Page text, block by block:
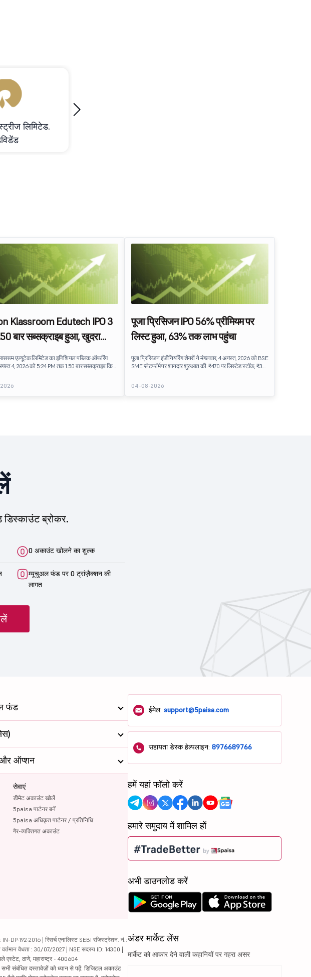
लिमिटेड.
›
Klassroom Edutech IPO 3
बार सब्सक्राइब हुआ, खुदरा
की मांग बढ़ी
एज्यूटेक लिमिटेड का इनिशियल पब्लिक ऑफरिंग
4, 2026 को 5:24 PM तक 1.50 बार सब्सक्राइब किया
लाख शेयरों के लिए बिड प्राप्त हुई.
पूजा प्रिसिजन IPO 56% प्रीमियम पर
लिस्ट हुआ, 63% तक लाभ पहुंचा
पूजा प्रिसिजन इंजीनियरिंग शेयरों ने मंगलवार, 4 अगस्त, 2026 को BSE
SME प्लेटफॉर्म पर शानदार शुरुआत की. ₹470 पर लिस्टेड स्टॉक, ₹301
गए IPO के बाद इन्वेस्टर की मज़बूत मांग को दर्शाता है. लिस्टिंग के बाद
खरीदारी की गति जारी रही, स्टॉक ₹489.90 के इंट्रा-डे हाई तक बढ़ रहा
है, जिससे इश्यू प्राइस पर लगभग 63% का लाभ हुआ है.
04-08-2026
डिस्काउंट ब्रोकर.
0 अकाउंट खोलने का शुल्क
म्यूचुअल फंड पर 0 ट्रांज़ैक्शन की
लागत
फंड
सेवाएं
डीमैट अकाउंट खोलें
5paisa पार्टनर बनें
5paisa अधिकृत पार्टनर / प्रतिनिधि
गैर-व्यक्तिगत अकाउंट
ऑप्शन
DP-192-2016 | रिसर्च एनालिस्ट SEBI रजिस्ट्रेशन. नं.:
वैधता : 30/07/2027 | NSE सदस्य ID: 14300 |
एस्टेट, ठाणे, महाराष्ट्र - 400604
संबंधित दस्तावेज़ों को ध्यान से पढ़ें. डिजिटल अकाउंट
ईमेल:support@5paisa.com
सहायता डेस्क हेल्पलाइन:8976689766
हमें यहां फॉलो करें
हमारे समुदाय में शामिल हों
अभी डाउनलोड करें
अंडर मार्केट लेंस
मार्केट को आकार देने वाली कहानियों पर गहरा असर